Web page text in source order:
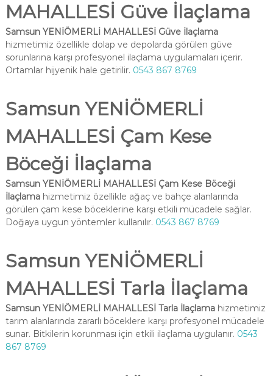
MAHALLESİ Güve İlaçlama
Samsun YENİÖMERLİ MAHALLESİ Güve İlaçlama
hizmetimiz özellikle dolap ve depolarda görülen güve
sorunlarına karşı profesyonel ilaçlama uygulamaları içerir.
Ortamlar hijyenik hale getirilir. 0543 867 8769
Samsun YENİÖMERLİ
MAHALLESİ Çam Kese
Böceği İlaçlama
Samsun YENİÖMERLİ MAHALLESİ Çam Kese Böceği
İlaçlamahizmetimiz özellikle ağaç ve bahçe alanlarında
görülen çam kese böceklerine karşı etkili mücadele sağlar.
Doğaya uygun yöntemler kullanılır. 0543 867 8769
Samsun YENİÖMERLİ
MAHALLESİ Tarla İlaçlama
Samsun YENİÖMERLİ MAHALLESİ Tarla İlaçlamahizmetimiz
tarım alanlarında zararlı böceklere karşı profesyonel mücadele
sunar. Bitkilerin korunması için etkili ilaçlama uygulanır. 0543
867 8769